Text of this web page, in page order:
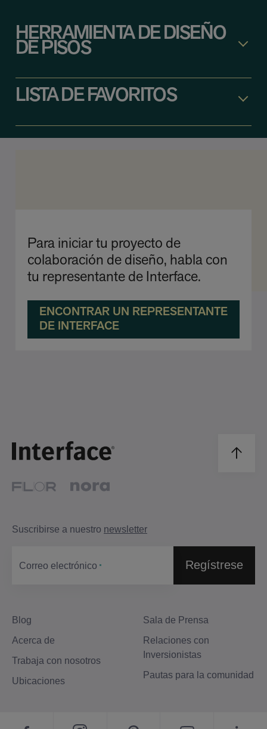
HERRAMIENTA DE DISEÑO
DE PISOS
LISTA DE FAVORITOS
Para iniciar tu proyecto de
colaboración de diseño, habla con
tu representante de Interface.
ENCONTRAR UN REPRESENTANTE
DE INTERFACE
Blog
Acerca de
Trabaja con nosotros
Ubicaciones
Sala de Prensa
Relaciones con
Inversionistas
Pautas para la comunidad
Suscribirse a nuestro newsletter
Correo electrónico Regístrese